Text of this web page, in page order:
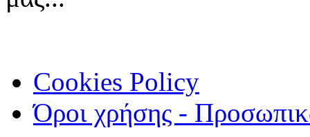
Cookies Policy
Όροι χρήσης -